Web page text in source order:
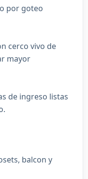
por goteo
cerco vivo de
mayor
de ingreso listas
balcon y